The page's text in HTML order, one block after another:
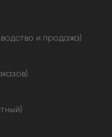
и продажа)